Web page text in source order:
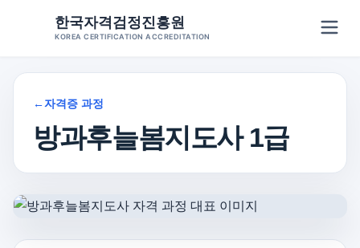
←자격증 과정
방과후늘봄지도사 1급
한국자격검정진흥원
KOREA CERTIFICATION ACCREDITATION